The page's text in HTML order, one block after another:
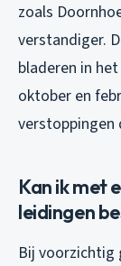
zoals
verstandiger.
bladeren in
oktober en
verstoppingen
Kan ik met
leidingen
Bij voorzichtig